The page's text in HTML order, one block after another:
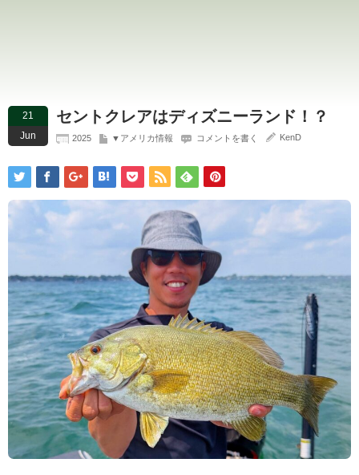
21
Jun
セントクレアはディズニーランド！？
2025 ▼アメリカ情報 コメントを書く KenD